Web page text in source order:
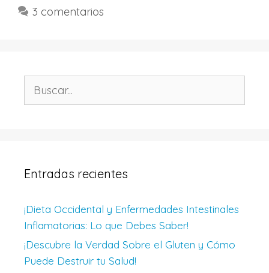
3 comentarios
Entradas recientes
¡Dieta Occidental y Enfermedades Intestinales
Inflamatorias: Lo que Debes Saber!
¡Descubre la Verdad Sobre el Gluten y Cómo
Puede Destruir tu Salud!